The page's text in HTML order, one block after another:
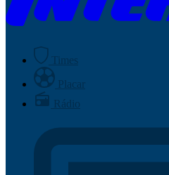
Times
Placar
Rádio